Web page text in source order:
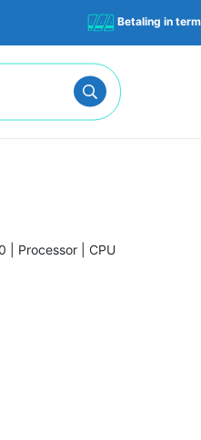
Betaling in
| Processor | CPU